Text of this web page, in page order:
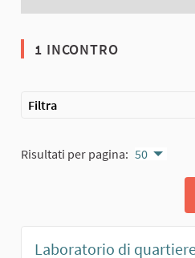
1 INCONTRO
Filtra
Risultati per pagina: 50
Laboratorio di